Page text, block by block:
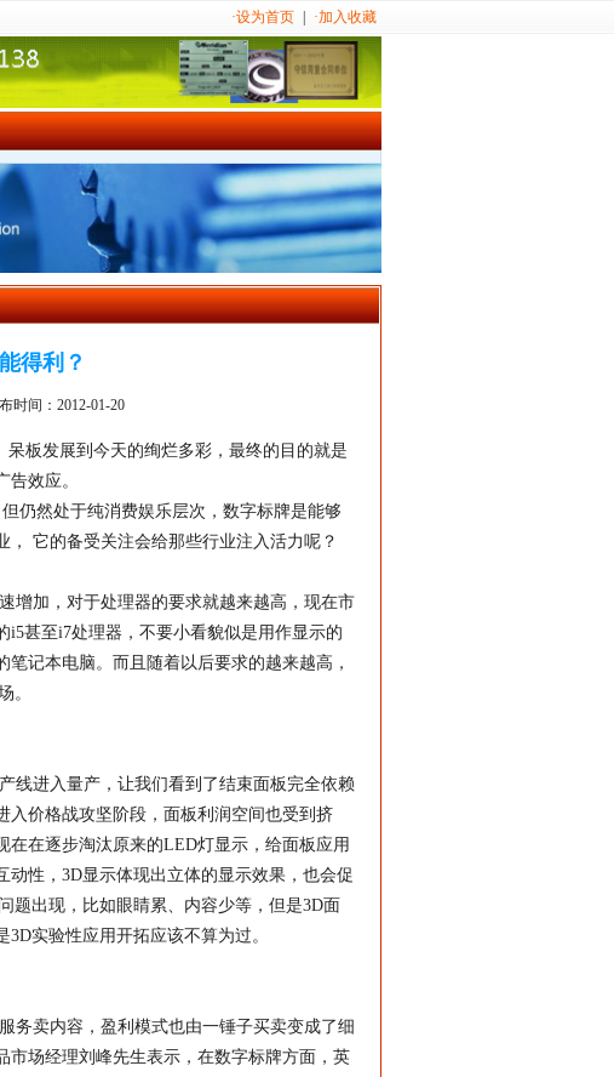
·设为首页 ·加入收藏
得利？
时间：2012-01-20
板发展到今天的绚烂多彩，最终的目的就是
效应。
然处于纯消费娱乐层次， 数字标牌是能够
它的备受关注会给那些行业注入活力呢？
增加，对于处理器的要求就越来越高，现在市
i5甚至i7处理器，不要小看貌似是用作显示的
笔记本电脑。而且随着以后要求的越来越高，
。
进入量产，让我们看到了结束面板完全依赖
入价格战攻坚阶段，面板利润空间也受到挤
在在逐步淘汰原来的LED灯显示，给面板应用
动性，3D显示体现出立体的显示效果，也会促
题出现，比如眼睛累、内容少等，但是3D面
实验性应用开拓应该不算为过。
卖内容，盈利模式也由一锤子买卖变成了细
市场经理刘峰先生表示，在数字标牌方面， 英